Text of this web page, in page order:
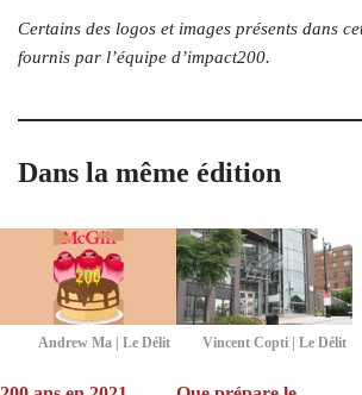
Certains des logos et images présents dans
fournis par l’équipe d’impact200.
Dans la même édition
Andrew Ma | Le Délit Vincent Copti | Le Délit